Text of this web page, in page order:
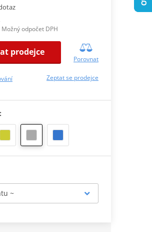
Možný odpočet DPH
prodejce
Porovnat
Zeptat se prodejce